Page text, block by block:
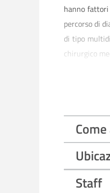
hanno
percorso di
di tipo
chirurgico
Cistiti
Dolore
Staff